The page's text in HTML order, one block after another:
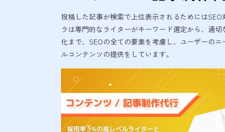
アフィリエイト運用
動
投稿した記事が検索で上位表示されるためには
ラは専門的なライターがキーワード選定から、適
化まで、SEOの全ての要素を考慮し、ユーザーの
ルコンテンツの提供をしています。